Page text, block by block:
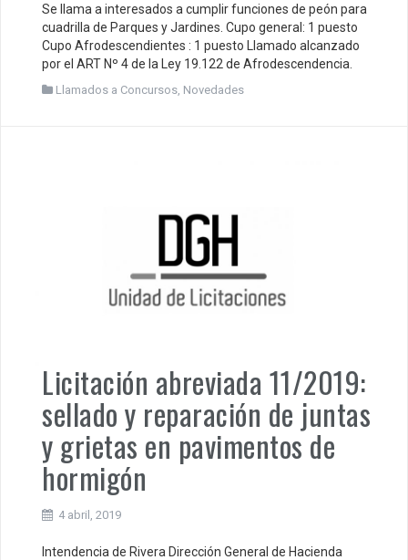
Se llama a interesados a cumplir funciones de peón para
cuadrilla de Parques y Jardines. Cupo general: 1 puesto
Cupo Afrodescendientes : 1 puesto Llamado alcanzado
por el ART Nº 4 de la Ley 19.122 de Afrodescendencia.
Llamados a Concursos Novedades
Licitación abreviada 11/2019:
sellado y reparación de juntas
y grietas en pavimentos de
hormigón
4 abril, 2019
Intendencia de Rivera Dirección General de Hacienda